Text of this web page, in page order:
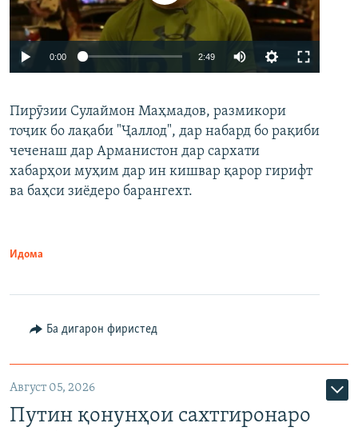
Auto 240p 360p 480p
720p 1080p
0:00 2:49
360p
480p
Пирӯзии Сулаймон Маҳмадов, размикори
тоҷик бо лақаби "Ҷаллод", дар набард бо рақиби
чеченаш дар Арманистон дар сархати
хабарҳои муҳим дар ин кишвар қарор гирифт
ва баҳси зиёдеро барангехт.
Идома
Ба дигарон фиристед
Август 05, 2026
Путин қонунҳои сахтгиронаро